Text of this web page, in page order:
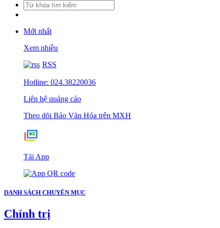
Mới nhất
Xem nhiều
RSS
Hotline: 024.38220036
Liên hệ quảng cáo
Theo dõi Báo Văn Hóa trên MXH
Tải App
DANH SÁCH CHUYÊN MỤC
Chính trị